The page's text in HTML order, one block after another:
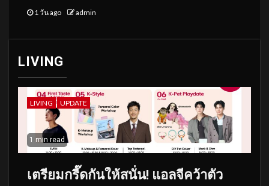
1 วัน ago admin
LIVING
LIVING UPDATE
1 min read
เตรียมกรี๊ดกันให้สนั่น! แอลจีคว้าตัว